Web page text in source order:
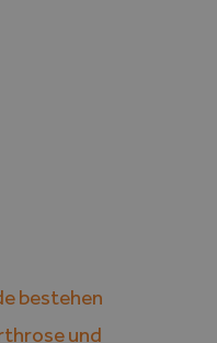
bestehen
und